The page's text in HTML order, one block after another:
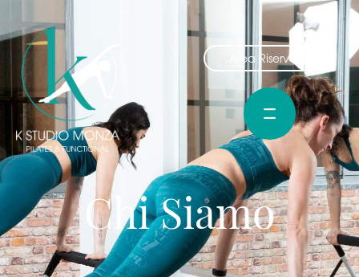
Area Riservata
Chi Siamo